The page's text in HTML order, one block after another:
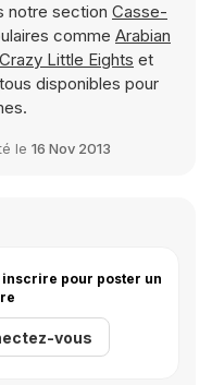
notre section Casse-
comme Arabian
Crazy Little Eights et
disponibles pour
le 16 Nov 2013
pour poster un
vous